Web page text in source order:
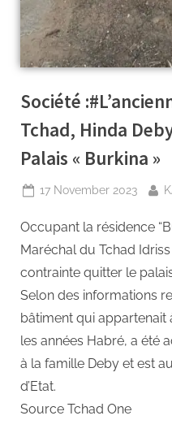
Société
Tchad, Hinda
Palais « Burkina »
17 November 2023
Occupant la résidence
Maréchal du Tchad
contrainte quitter le
Selon des informations
bâtiment qui appartenait
les années Habré, a été
à la famille Deby et est
d’Etat.
Source Tchad One